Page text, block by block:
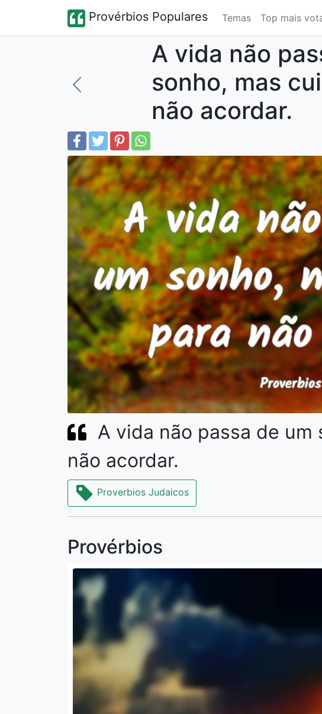
Provérbios Populares Temas Top mais
A vida não
sonho, mas
não acordar.
A vida não passa de
não acordar.
Proverbios Judaicos
Provérbios